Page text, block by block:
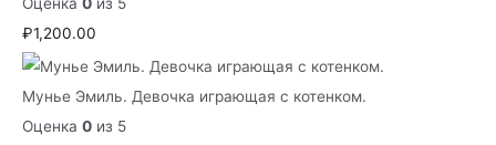
₽1,200.00
Мунье Эмиль. Девочка играющая с котенком.
Оценка 0 из 5